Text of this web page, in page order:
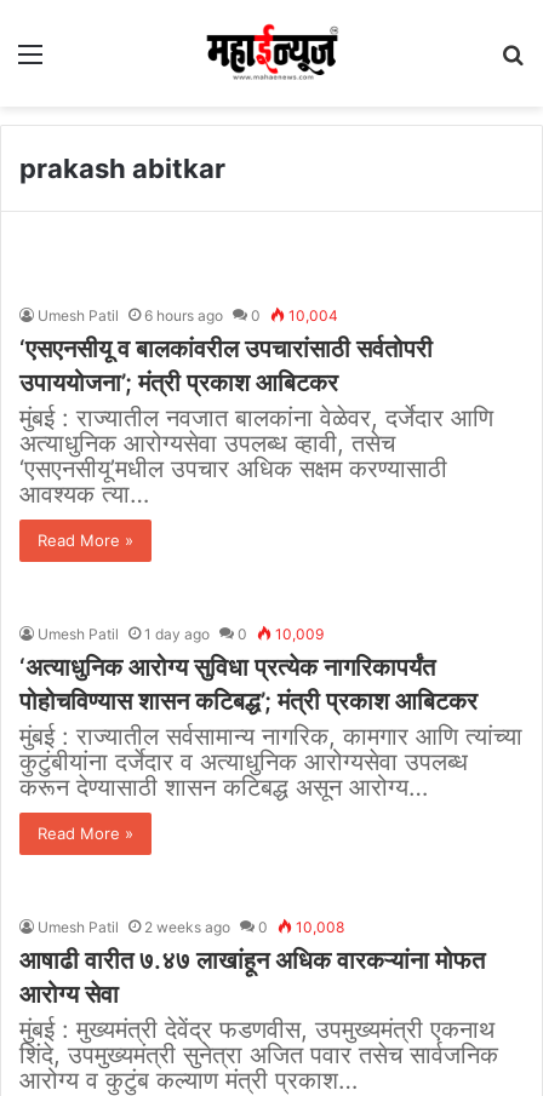
Menu
prakash abitkar
Umesh Patil 6 hours ago 0 10,004
‘एसएनसीयू व बालकांवरील उपचारांसाठी सर्वतोपरी
उपाययोजना’; मंत्री प्रकाश आबिटकर
मुंबई : राज्यातील नवजात बालकांना वेळेवर, दर्जेदार आणि
अत्याधुनिक आरोग्यसेवा उपलब्ध व्हावी, तसेच
‘एसएनसीयू’मधील उपचार अधिक सक्षम करण्यासाठी
आवश्यक त्या…
Read More »
Umesh Patil 1 day ago 0 10,009
‘अत्याधुनिक आरोग्य सुविधा प्रत्येक नागरिकापर्यंत
पोहोचविण्यास शासन कटिबद्ध’; मंत्री प्रकाश आबिटकर
मुंबई : राज्यातील सर्वसामान्य नागरिक, कामगार आणि त्यांच्या
कुटुंबीयांना दर्जेदार व अत्याधुनिक आरोग्यसेवा उपलब्ध
करून देण्यासाठी शासन कटिबद्ध असून आरोग्य…
Read More »
Umesh Patil 2 weeks ago 0 10,008
आषाढी वारीत ७.४७ लाखांहून अधिक वारकऱ्यांना मोफत
आरोग्य सेवा
मुंबई : मुख्यमंत्री देवेंद्र फडणवीस, उपमुख्यमंत्री एकनाथ
शिंदे, उपमुख्यमंत्री सुनेत्रा अजित पवार तसेच सार्वजनिक
आरोग्य व कुटुंब कल्याण मंत्री प्रकाश…